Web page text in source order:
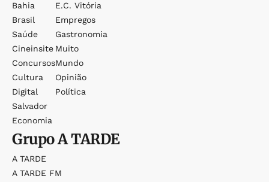
Bahia
Brasil
Saúde
Cineinsite
Concursos
Cultura
Digital
Salvador
Economia
E.c. Vitória
Empregos
Gastronomia
Muito
Mundo
Opinião
Política
GrupoA TARDE
A TARDE
A TARDE FM